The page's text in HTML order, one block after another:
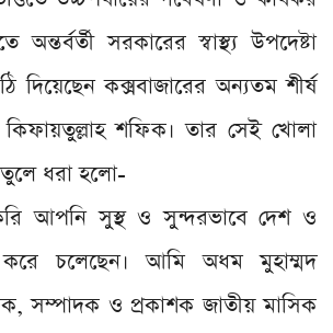
অন্তর্বর্তী সরকারের স্বাস্থ্য উপদেষ্টা
দিয়েছেন কক্সবাজারের অন্যতম শীর্ষ
শফিক। তার সেই খোলা
তুলে ধরা হলো-
আপনি সুস্থ ও সুন্দরভাবে দেশ ও
চলেছেন। আমি অধম মুহাম্মদ
সম্পাদক ও প্রকাশক জাতীয় মাসিক